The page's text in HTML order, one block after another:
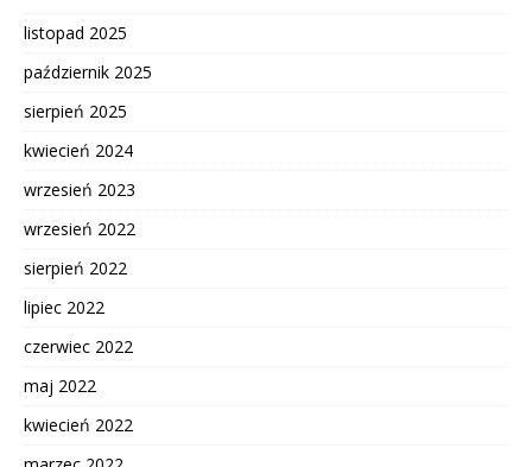
listopad 2025
październik 2025
sierpień 2025
kwiecień 2024
wrzesień 2023
wrzesień 2022
sierpień 2022
lipiec 2022
czerwiec 2022
maj 2022
kwiecień 2022